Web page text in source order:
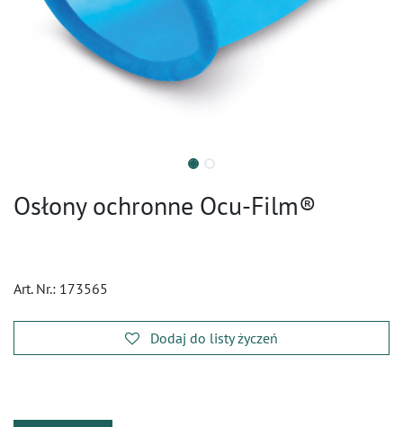
Osłony ochronne Ocu-Film®
Art. Nr.: 173565
Dodaj do listy życzeń